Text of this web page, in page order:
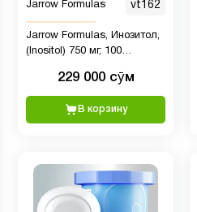
Jarrow Formulas vt162
Jarrow Formulas, Инозитол,
(Inositol) 750 мг, 100
229 000 сӯм
В корзину